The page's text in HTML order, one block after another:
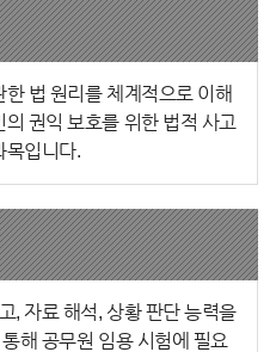
법 원리를 체계적으로 이해
권익 보호를 위한 법적 사고
목입니다.
, 자료 해석, 상황 판단 능력을
해 공무원 임용 시험에 필요